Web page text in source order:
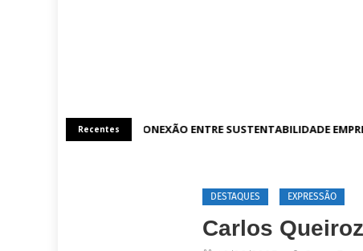
Recentes A CONEXÃO ENTRE SUSTENTABILIDADE
DESTAQUES EXPRESSÃO
Carlos